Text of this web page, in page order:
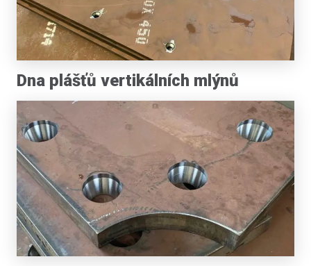
Dna plášťů vertikálních mlýnů